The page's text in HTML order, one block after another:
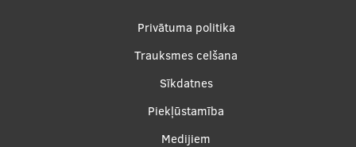
Zinātniskās konferences
Privātuma politika
Trauksmes celšana
Sīkdatnes
Piekļūstamība
Medijiem